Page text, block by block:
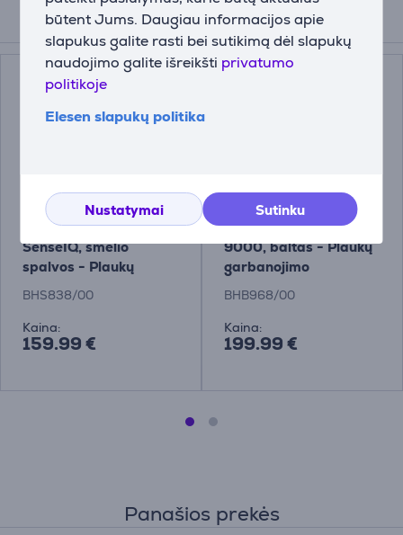
būtent Jums. Daugiau informacijos apie
slapukus galite rasti bei sutikimą dėl slapukų
naudojimo galite išreikšti privatumo
politikoje
Elesen slapukų politika
Nustatymai Sutinku
Suderinamos prekės
Philips 8000 Series
SenseIQ, smėlio
spalvos - Plaukų
tiesintuvas
BHS838/00
Kaina:
159.99 €
Philips WavePro Styler
9000, baltas - Plaukų
garbanojimo
prietaisas
BHB968/00
Kaina:
199.99 €
Panašios prekės